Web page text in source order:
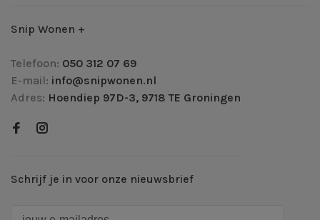
Snip Wonen +
Telefoon: 050 312 07 69
E-mail: info@snipwonen.nl
Adres: Hoendiep 97D-3, 9718 TE Groningen
Schrijf je in voor onze nieuwsbrief